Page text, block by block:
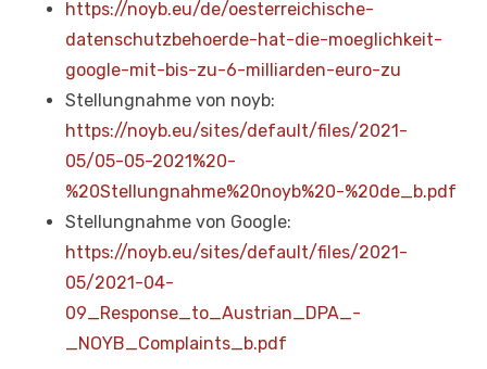
https://noyb.eu/de/oesterreichische-
datenschutzbehoerde-hat-die-moeglichkeit-
google-mit-bis-zu-6-milliarden-euro-zu
Stellungnahme von noyb:
https://noyb.eu/sites/default/files/2021-
05/05-05-2021%20-
%20Stellungnahme%20noyb%20-%20de_b.pdf
Stellungnahme von Google:
https://noyb.eu/sites/default/files/2021-
05/2021-04-
09_Response_to_Austrian_DPA_-
_NOYB_Complaints_b.pdf